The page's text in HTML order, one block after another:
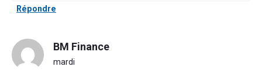
Répondre
BM Finance
mardi